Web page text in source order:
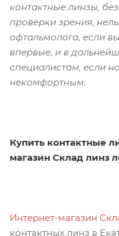
контактные линзы,
проверки зрения,
офтальмолога, если
впервые, и в
специалистам, если
некомфортным.
Купить контактные
магазин Склад линз
Интернет-магазин
контактных линз в